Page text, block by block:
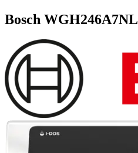
Bosch WGH246A7NL